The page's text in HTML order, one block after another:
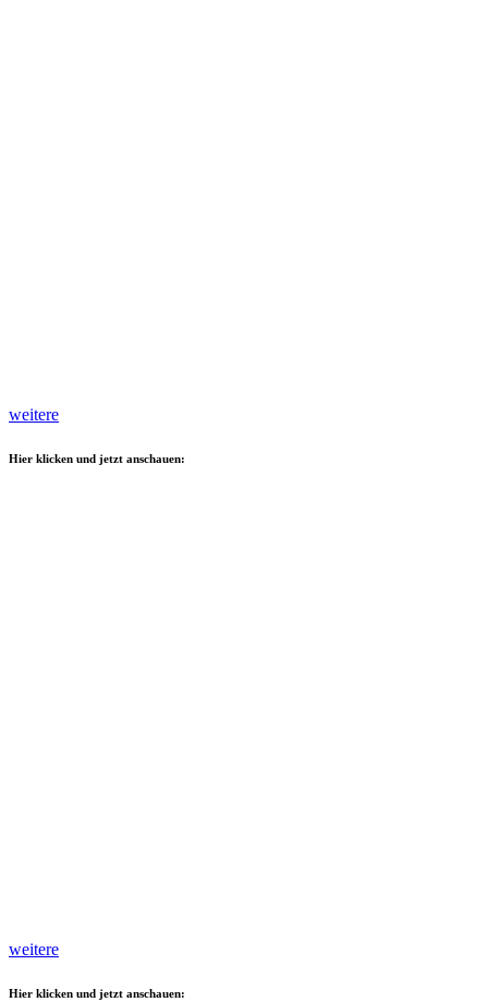
weitere
Hier klicken und jetzt anschauen:
weitere
Hier klicken und jetzt anschauen: